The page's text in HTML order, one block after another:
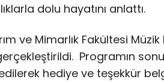
dolu hayatını anlattı.
ve Mimarlık Fakültesi
Programın
hediye ve teşekkür